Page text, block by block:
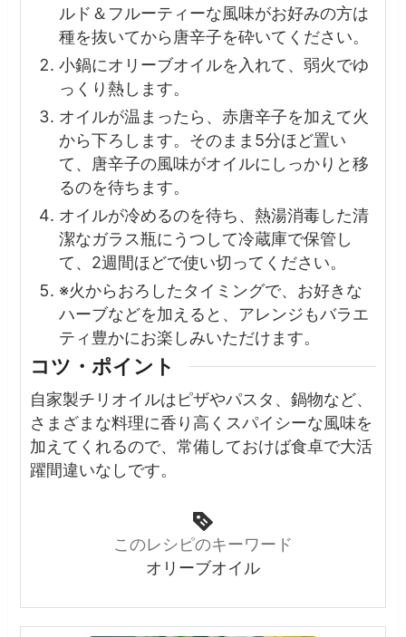
ルド＆フルーティーな風味がお好みの方は
種を抜いてから唐辛子を砕いてください。
小鍋にオリーブオイルを入れて、弱火でゆ
っくり熱します。
オイルが温まったら、赤唐辛子を加えて火
から下ろします。そのまま5分ほど置い
て、唐辛子の風味がオイルにしっかりと移
るのを待ちます。
オイルが冷めるのを待ち、熱湯消毒した清
潔なガラス瓶にうつして冷蔵庫で保管し
て、2週間ほどで使い切ってください。
※火からおろしたタイミングで、お好きな
ハーブなどを加えると、アレンジもバラエ
ティ豊かにお楽しみいただけます。
コツ・ポイント
自家製チリオイルはピザやパスタ、鍋物など、
さまざまな料理に香り高くスパイシーな風味を
加えてくれるので、常備しておけば食卓で大活
躍間違いなしです。
このレシピのキーワード
オリーブオイル